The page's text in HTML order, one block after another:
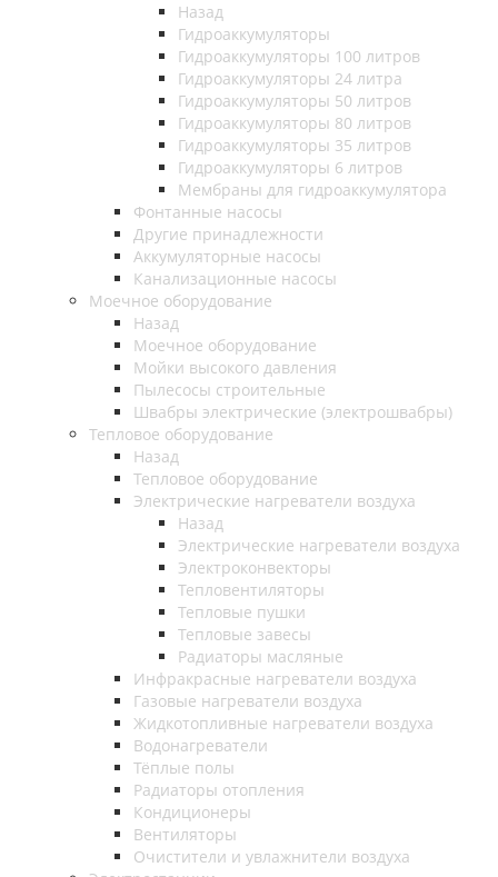
Назад
Гидроаккумуляторы
Гидроаккумуляторы 100 литров
Гидроаккумуляторы 24 литра
Гидроаккумуляторы 50 литров
Гидроаккумуляторы 80 литров
Гидроаккумуляторы 35 литров
Гидроаккумуляторы 6 литров
Мембраны для гидроаккумулятора
Фонтанные насосы
Другие принадлежности
Аккумуляторные насосы
Канализационные насосы
Моечное оборудование
Назад
Моечное оборудование
Мойки высокого давления
Пылесосы строительные
Швабры электрические (электрошвабры)
Тепловое оборудование
Назад
Тепловое оборудование
Электрические нагреватели воздуха
Назад
Электрические нагреватели воздуха
Электроконвекторы
Тепловентиляторы
Тепловые пушки
Тепловые завесы
Радиаторы масляные
Инфракрасные нагреватели воздуха
Газовые нагреватели воздуха
Жидкотопливные нагреватели воздуха
Водонагреватели
Тёплые полы
Радиаторы отопления
Кондиционеры
Вентиляторы
Очистители и увлажнители воздуха